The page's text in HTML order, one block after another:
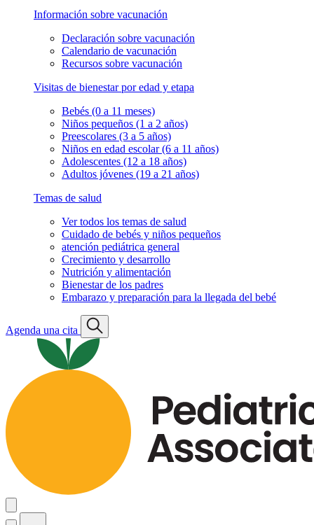
Información sobre vacunación
Declaración sobre vacunación
Calendario de vacunación
Recursos sobre vacunación
Visitas de bienestar por edad y etapa
Bebés (0 a 11 meses)
Niños pequeños (1 a 2 años)
Preescolares (3 a 5 años)
Niños en edad escolar (6 a 11 años)
Adolescentes (12 a 18 años)
Adultos jóvenes (19 a 21 años)
Temas de salud
Ver todos los temas de salud
Cuidado de bebés y niños pequeños
atención pediátrica general
Crecimiento y desarrollo
Nutrición y alimentación
Bienestar de los padres
Embarazo y preparación para la llegada del bebé
Agenda una cita